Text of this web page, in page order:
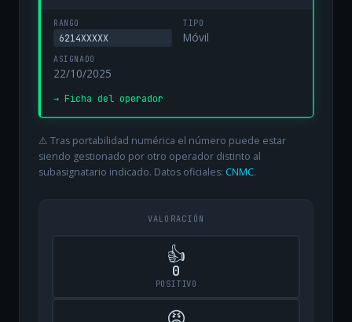
RANGO
6214XXXXX
TIPO
Móvil
ASIGNADO
22/10/2025
→ Ficha del operador
⚠️ Tras portabilidad numérica el número puede estar
siendo gestionado por otro operador distinto al
subasignatario indicado. Datos oficiales: CNMC.
VALORACIÓN
👍
0
POSITIVO